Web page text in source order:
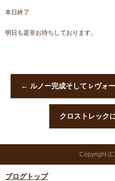
本日終了
明日も是非お待ちしております。
← ルノー完成そしてㇾヴォ
クロストレック
Copyright
ブログトップ